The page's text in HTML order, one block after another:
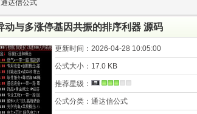
通达信公式
与多涨停基因共振的排序利器 源码
更新时间： 2026-04-28 10:05:00
公式大小： 17.0 KB
推荐星级：
公式分类： 通达信公式